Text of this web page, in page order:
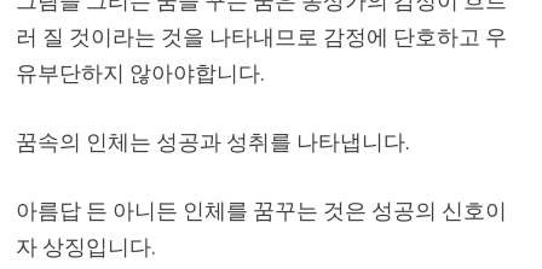
러 질 것이라는 것을 나타내므로 감정에 단호하고 우
유부단하지 않아야합니다.
꿈속의 인체는 성공과 성취를 나타냅니다.
아름답 든 아니든 인체를 꿈꾸는 것은 성공의 신호이
자 상징입니다.